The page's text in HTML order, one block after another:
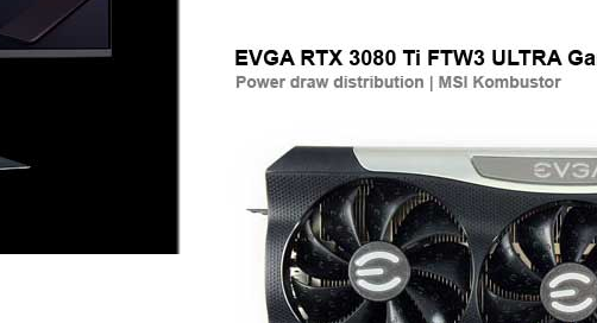
Měření spotřeby grafických karet není až tak
Problém spočívá v tom, že grafické karty nejsou